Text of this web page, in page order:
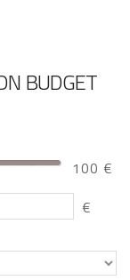
BUDGET
100 €
€